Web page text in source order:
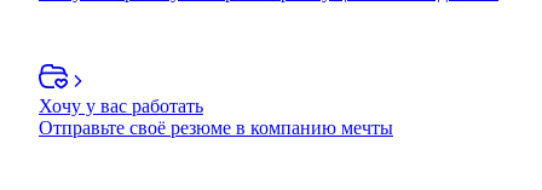
Хочу у вас работать
Отправьте своё резюме в компанию мечты